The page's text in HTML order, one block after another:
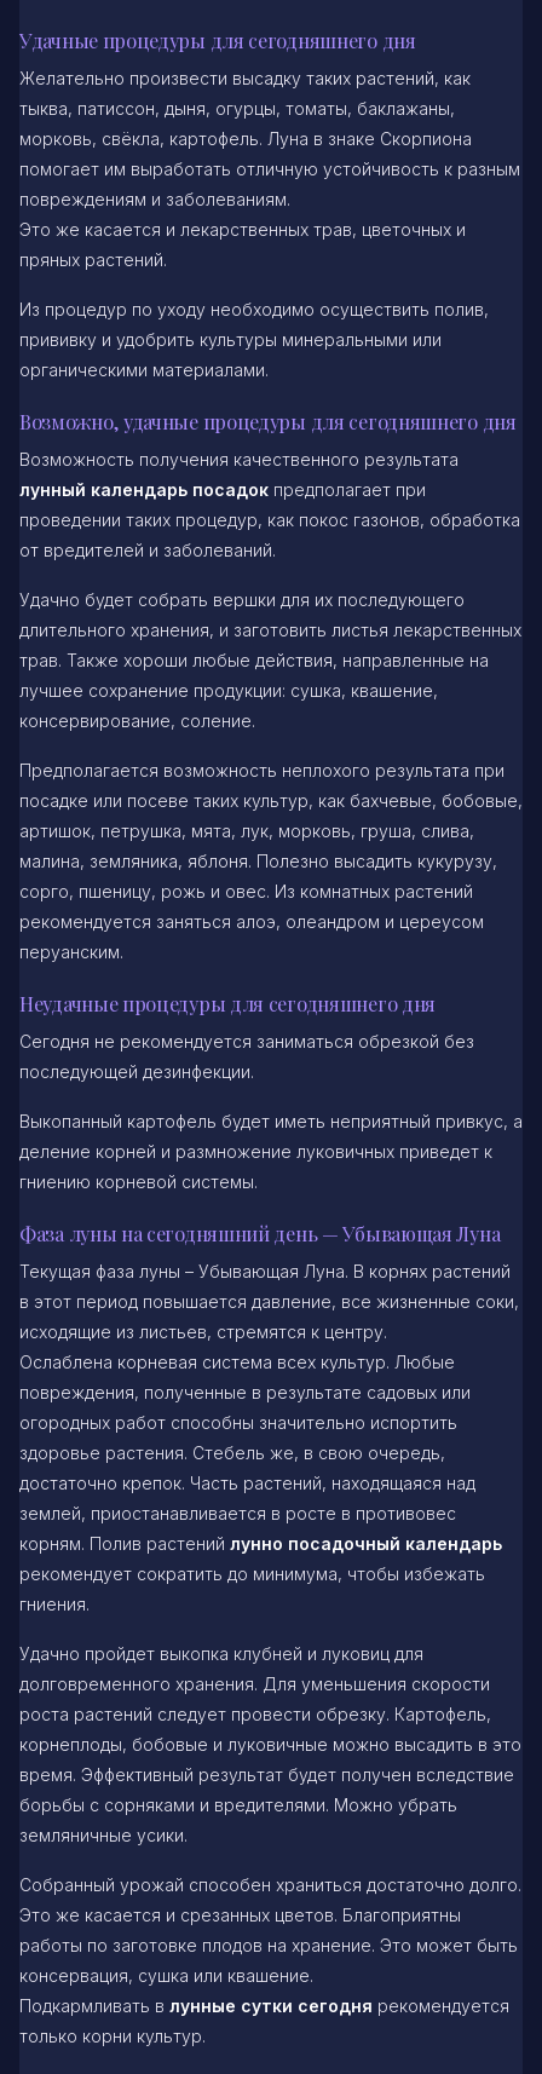
Удачные процедуры для сегодняшнего дня
Желательно произвести высадку таких растений, как
тыква, патиссон, дыня, огурцы, томаты, баклажаны,
морковь, свёкла, картофель. Луна в знаке Скорпиона
помогает им выработать отличную устойчивость к разным
повреждениям и заболеваниям.
Это же касается и лекарственных трав, цветочных и
пряных растений.
Из процедур по уходу необходимо осуществить полив,
прививку и удобрить культуры минеральными или
органическими материалами.
Возможно, удачные процедуры для сегодняшнего дня
Возможность получения качественного результата
лунный календарь посадок предполагает при
проведении таких процедур, как покос газонов, обработка
от вредителей и заболеваний.
Удачно будет собрать вершки для их последующего
длительного хранения, и заготовить листья лекарственных
трав. Также хороши любые действия, направленные на
лучшее сохранение продукции: сушка, квашение,
консервирование, соление.
Предполагается возможность неплохого результата при
посадке или посеве таких культур, как бахчевые, бобовые,
артишок, петрушка, мята, лук, морковь, груша, слива,
малина, земляника, яблоня. Полезно высадить кукурузу,
сорго, пшеницу, рожь и овес. Из комнатных растений
рекомендуется заняться алоэ, олеандром и цереусом
перуанским.
Неудачные процедуры для сегодняшнего дня
Сегодня не рекомендуется заниматься обрезкой без
последующей дезинфекции.
Выкопанный картофель будет иметь неприятный привкус, а
деление корней и размножение луковичных приведет к
гниению корневой системы.
Фаза луны на сегодняшний день — Убывающая Луна
Текущая фаза луны – Убывающая Луна. В корнях растений
в этот период повышается давление, все жизненные соки,
исходящие из листьев, стремятся к центру.
Ослаблена корневая система всех культур. Любые
повреждения, полученные в результате садовых или
огородных работ способны значительно испортить
здоровье растения. Стебель же, в свою очередь,
достаточно крепок. Часть растений, находящаяся над
землей, приостанавливается в росте в противовес
корням. Полив растений лунно посадочный календарь
рекомендует сократить до минимума, чтобы избежать
гниения.
Удачно пройдет выкопка клубней и луковиц для
долговременного хранения. Для уменьшения скорости
роста растений следует провести обрезку. Картофель,
корнеплоды, бобовые и луковичные можно высадить в это
время. Эффективный результат будет получен вследствие
борьбы с сорняками и вредителями. Можно убрать
земляничные усики.
Собранный урожай способен храниться достаточно долго.
Это же касается и срезанных цветов. Благоприятны
работы по заготовке плодов на хранение. Это может быть
консервация, сушка или квашение.
Подкармливать в лунные сутки сегодня рекомендуется
только корни культур.